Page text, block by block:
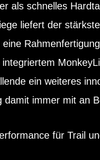
als schnelles
liefert der
ein weiteres
damit immer mit an
für Trail